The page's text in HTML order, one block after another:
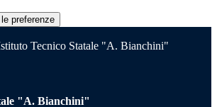
preferenze
Tecnico Statale "A. Bianchini"
"A. Bianchini"